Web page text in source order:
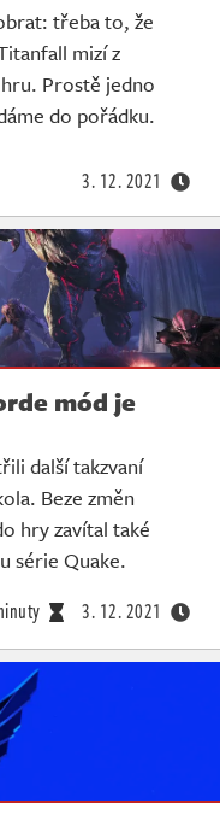
třeba to, že
mizí z
Prostě jedno
do pořádku.
3. 12. 2021
mód je
další takzvaní
Beze změn
hry zavítal také
série Quake.
3. 12. 2021